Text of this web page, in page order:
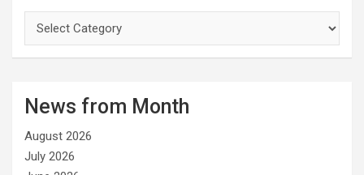
o
i
e
News from Month
August 2026
July 2026